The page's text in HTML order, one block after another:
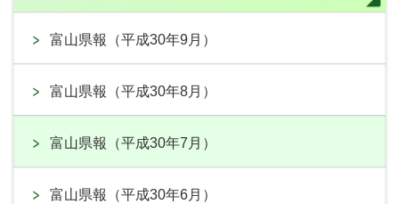
富山県報（平成30年9月）
富山県報（平成30年8月）
富山県報（平成30年7月）
富山県報（平成30年6月）